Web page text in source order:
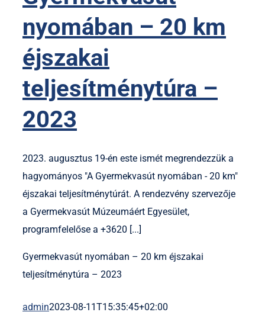
nyomában – 20 km
éjszakai
teljesítménytúra –
2023
2023. augusztus 19-én este ismét megrendezzük a
hagyományos "A Gyermekvasút nyomában - 20 km"
éjszakai teljesítménytúrát. A rendezvény szervezője
a Gyermekvasút Múzeumáért Egyesület,
programfelelőse a +3620 [...]
Gyermekvasút nyomában – 20 km éjszakai
teljesítménytúra – 2023
admin2023-08-11T15:35:45+02:00